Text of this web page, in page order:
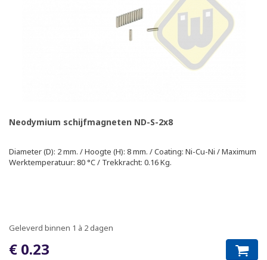
Neodymium schijfmagneten ND-S-2x8
Diameter (D): 2 mm. / Hoogte (H): 8 mm. / Coating: Ni-Cu-Ni / Maximum
Werktemperatuur: 80 °C / Trekkracht: 0.16 Kg.
Geleverd binnen 1 à 2 dagen
€ 0.23